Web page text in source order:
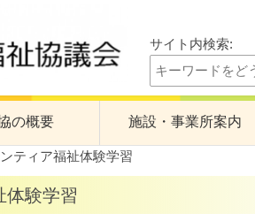
サイト内検索:
議会
の概要
予算・事業報告・決算
施設・事業所案内
くすのき園
ティア福祉体験学習
体験学習